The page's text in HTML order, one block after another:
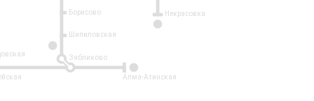
2
Борисово
Шипиловская
Зябликово
Алма-Атинская
Некрасовка